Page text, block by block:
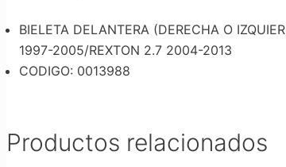
SPORT
2.0
2007-
2.6
BIELETA DELANTERA (DERECHA O
1997-2005/REXTON 2.7 2004-2013
CODIGO: 0013988
Productos relacionados